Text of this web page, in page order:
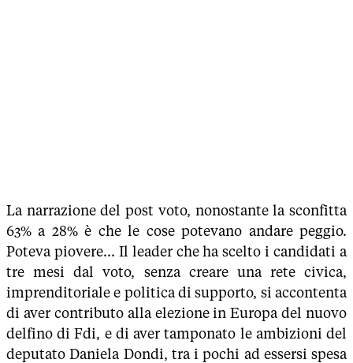
La narrazione del post voto, nonostante la sconfitta
63% a 28% è che le cose potevano andare peggio.
Poteva piovere... Il leader che ha scelto i candidati a
tre mesi dal voto, senza creare una rete civica,
imprenditoriale e politica di supporto, si accontenta
di aver contributo alla elezione in Europa del nuovo
delfino di Fdi, e di aver tamponato le ambizioni del
deputato Daniela Dondi, tra i pochi ad essersi spesa